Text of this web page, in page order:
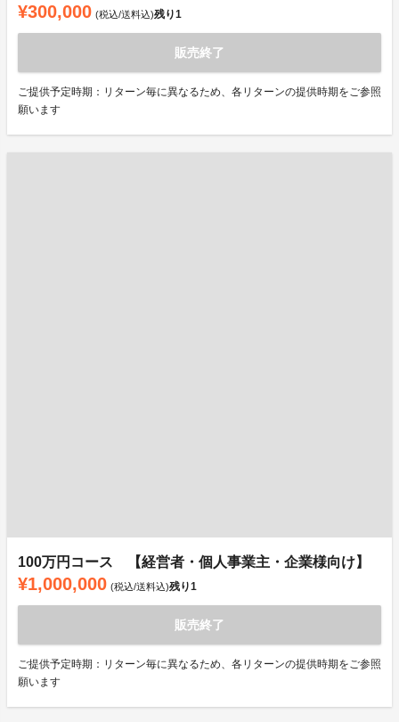
¥300,000 (税込/送料込)残り1
販売終了
ご提供予定時期：リターン毎に異なるため、各リターンの提供時期をご参照
願います
100万円コース 【経営者・個人事業主・企業様向け】
¥1,000,000 (税込/送料込)残り1
販売終了
ご提供予定時期：リターン毎に異なるため、各リターンの提供時期をご参照
願います